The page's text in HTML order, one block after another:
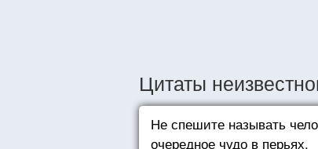
Цитаты
Не спешите называть
очередное чудо в перьях.